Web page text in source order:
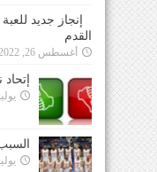
إنجاز جديد
القدم
أغسطس 26, 2022
يوليو 25,
يوليو 24,